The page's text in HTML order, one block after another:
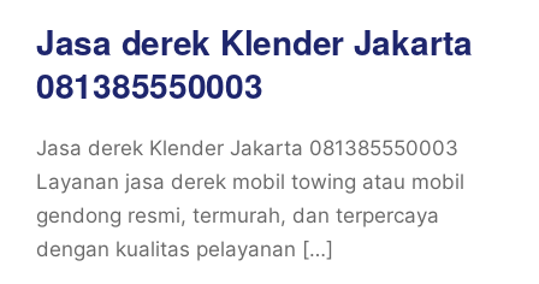
Jasa derek Klender Jakarta
081385550003
Jasa derek Klender Jakarta 081385550003
Layanan jasa derek mobil towing atau mobil
gendong resmi, termurah, dan terpercaya
dengan kualitas pelayanan […]